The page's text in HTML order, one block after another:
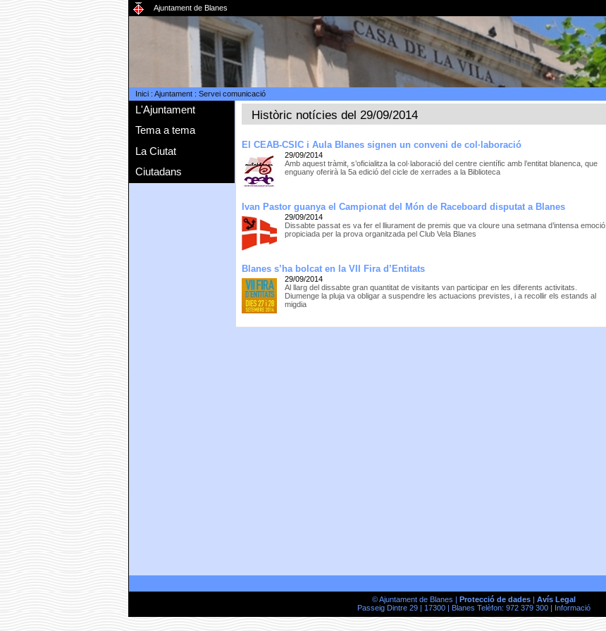
Ajuntament de Blanes
Inici: Ajuntament: Servei comunicació
L'Ajuntament
Tema a tema
La Ciutat
Ciutadans
Històric notícies del 29/09/2014
El CEAB-CSIC i Aula Blanes signen un conveni de col·laboració
29/09/2014
Amb aquest tràmit, s’oficialitza la col·laboració del centre científic amb l’entitat blanenca, que
enguany oferirà la 5a edició del cicle de xerrades a la Biblioteca
Ivan Pastor guanya el Campionat del Món de Raceboard disputat a Blanes
29/09/2014
Dissabte passat es va fer el lliurament de premis que va cloure una setmana d’intensa emoció
propiciada per la prova organitzada pel Club Vela Blanes
Blanes s’ha bolcat en la VII Fira d’Entitats
29/09/2014
Al llarg del dissabte gran quantitat de visitants van participar en les diferents activitats.
Diumenge la pluja va obligar a suspendre les actuacions previstes, i a recollir els estands al
migdia
© Ajuntament de Blanes | Protecció de dades| Avís Legal
Passeig Dintre 29 | 17300 | Blanes Telèfon: 972 379 300 |
Informació